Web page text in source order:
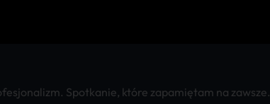
Spotkanie, które zapamiętam na zawsze.